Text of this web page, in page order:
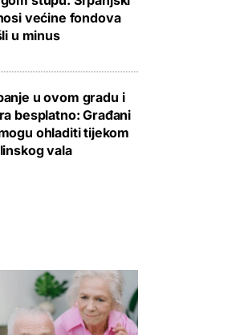
većine fondova
u minus
u ovom gradu i
besplatno: Građani
ohladiti tijekom
vala